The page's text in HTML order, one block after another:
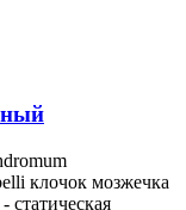
клочок мозжечка
статическая